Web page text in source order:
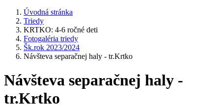
Úvodná stránka
Triedy
KRTKO: 4-6 ročné deti
Fotogaléria triedy
Šk.rok 2023/2024
Návšteva separačnej haly - tr.Krtko
Návšteva separačnej haly -
tr.Krtko